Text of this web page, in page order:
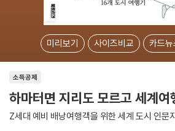
미리보기 사이즈비교 카드뉴
소득공제
하마터면 지리도 모르고 세계여
Z세대 예비 배낭여행객을 위한 세계 도시 인문